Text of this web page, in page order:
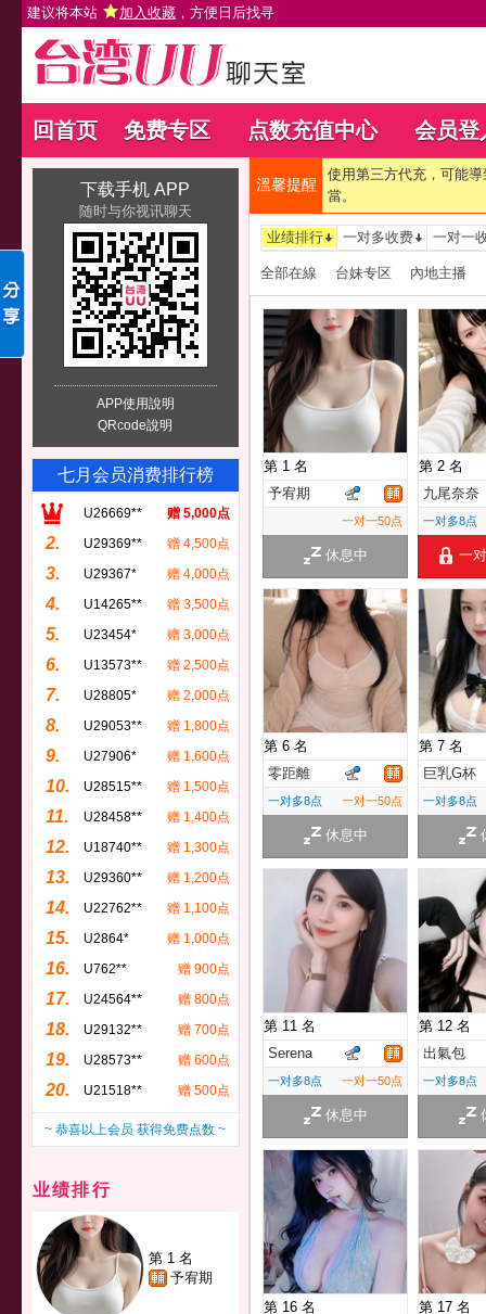
建议将本站 加入收藏 ，方便日后找寻
回首页 免费专区 点数充值中心 会员登
下载手机 APP
随时与你视讯聊天
APP使用說明
QRcode說明
七月会员消费排行榜
U26669** 赠 5,000点
2. U29369** 赠 4,500点
3. U29367* 赠 4,000点
4. U14265** 赠 3,500点
5. U23454* 赠 3,000点
6. U13573** 赠 2,500点
7. U28805* 赠 2,000点
8. U29053** 赠 1,800点
9. U27906* 赠 1,600点
10. U28515** 赠 1,500点
11. U28458** 赠 1,400点
12. U18740** 赠 1,300点
13. U29360** 赠 1,200点
14. U22762** 赠 1,100点
15. U2864* 赠 1,000点
16. U762** 赠 900点
17. U24564** 赠 800点
18. U29132** 赠 700点
19. U28573** 赠 600点
20. U21518** 赠 500点
~ 恭喜以上会员 获得免费点数 ~
业绩排行
第 1 名
予宥期
溫馨提醒
使用第三方代充，可能
當。
业绩排行 一对多收费 一对一
全部在線 台妹专区 內地主播
第 1 名
予宥期
一对一50点
休息中
第 2 名
九尾奈奈
一对多8点
一
第 6 名
零距離
一对多8点 一对一50点
休息中
第 7 名
巨乳G杯
一对多8点
第 11 名
Serena
一对多8点 一对一50点
休息中
第 12 名
出氣包
一对多8点
第 16 名
第 17 名